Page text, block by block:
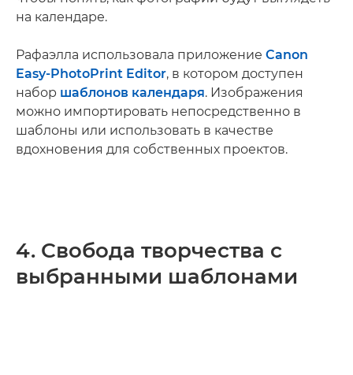
на календаре.
Рафаэлла использовала приложение Canon
Easy-PhotoPrint Editor, в котором доступен
набор шаблонов календаря. Изображения
можно импортировать непосредственно в
шаблоны или использовать в качестве
вдохновения для собственных проектов.
4. Свобода творчества с
выбранными шаблонами